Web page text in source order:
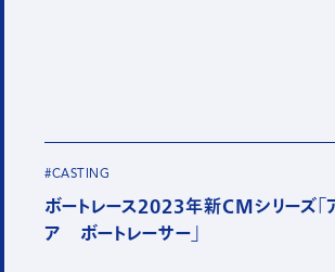
#CASTING
ボートレース2023年新CMシリーズ
ア ボートレーサー」